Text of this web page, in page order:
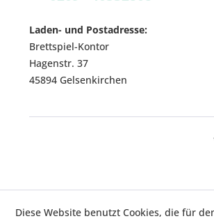
Laden- und Postadresse:
Brettspiel-Kontor
Hagenstr. 37
45894 Gelsenkirchen
Diese Website benutzt Cookies, die für